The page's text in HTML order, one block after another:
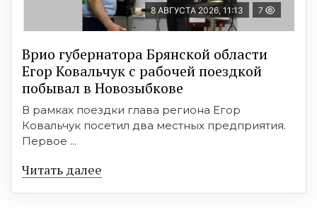
8 АВГУСТА 2026, 11:13 7
Врио губернатора Брянской области
Егор Ковальчук с рабочей поездкой
побывал в Новозыбкове
В рамках поездки глава региона Егор
Ковальчук посетил два местных предприятия.
Первое ...
Читать далее